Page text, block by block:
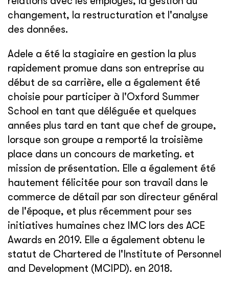
changement, la restructuration et l'analyse
des données.
Adele a été la stagiaire en gestion la plus
rapidement promue dans son entreprise au
début de sa carrière, elle a également été
choisie pour participer à l'Oxford Summer
School en tant que déléguée et quelques
années plus tard en tant que chef de groupe,
lorsque son groupe a remporté la troisième
place dans un concours de marketing. et
mission de présentation. Elle a également été
hautement félicitée pour son travail dans le
commerce de détail par son directeur général
de l'époque, et plus récemment pour ses
initiatives humaines chez IMC lors des ACE
Awards en 2019. Elle a également obtenu le
statut de Chartered de l'Institute of Personnel
and Development (MCIPD). en 2018.